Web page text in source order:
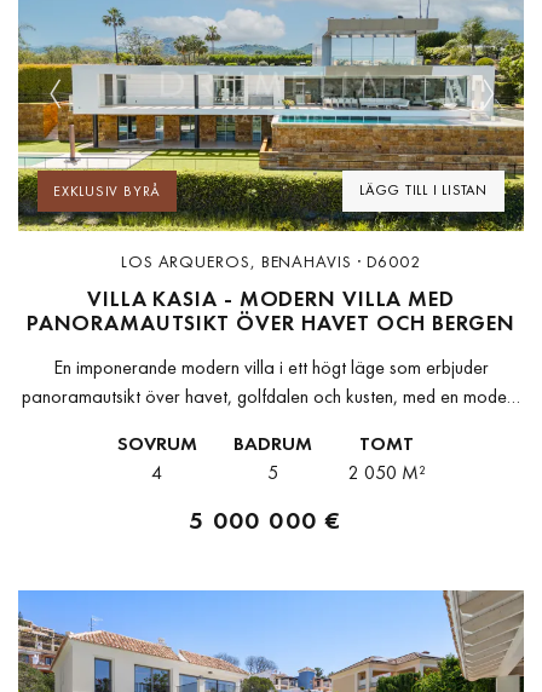
LÄGG TILL I LISTAN
Previous Next
EXKLUSIV BYRÅ
LOS ARQUEROS, BENAHAVIS · D6002
VILLA KASIA - MODERN VILLA MED
PANORAMAUTSIKT ÖVER HAVET OCH BERGEN
En imponerande modern villa i ett högt läge som erbjuder
panoramautsikt över havet, golfdalen och kusten, med en modern
kännetecknas av...
SOVRUM
4
BADRUM
5
TOMT
2 050 M²
5 000 000 €